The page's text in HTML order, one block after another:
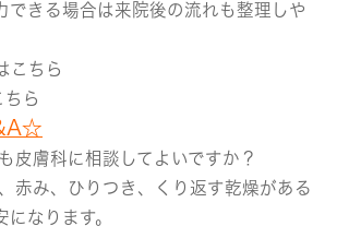
できる場合は来院後の流れも整理しや
こちら
ちら
皮膚科に相談してよいですか？
赤み、ひりつき、くり返す乾燥がある
になります。